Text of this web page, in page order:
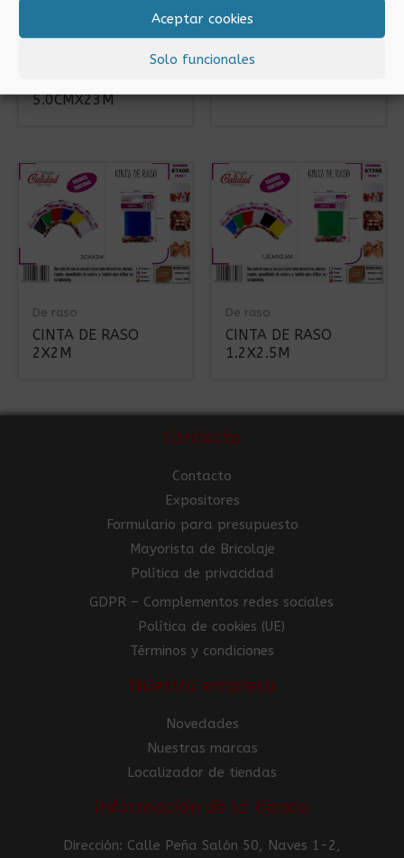
Aceptar cookies
Solo funcionales
De raso
5.0CMX23M
De raso
CINTA DE RASO LILA
De raso
CINTA DE RASO
2X2M
De raso
CINTA DE RASO
1.2X2.5M
Contacto
Contacto
Expositores
Formulario para presupuesto
Mayorista de Bricolaje
Política de privacidad
GDPR – Complementos redes sociales
Política de cookies (UE)
Términos y condiciones
Nuestra empresa
Novedades
Nuestras marcas
Localizador de tiendas
Información de la tienda
Dirección: Calle Peña Salón 50, Naves 1-2,